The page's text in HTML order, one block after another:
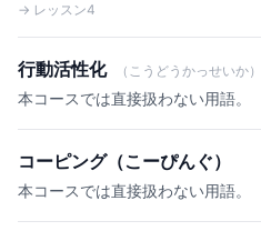
→ レッスン4
行動活性化 （こうどうかっせいか）
本コースでは直接扱わない用語。
コーピング（こーぴんぐ）
本コースでは直接扱わない用語。